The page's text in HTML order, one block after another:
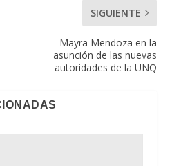
SIGUIENTE
Mayra Mendoza en la
asunción de las nuevas
autoridades de la UNQ